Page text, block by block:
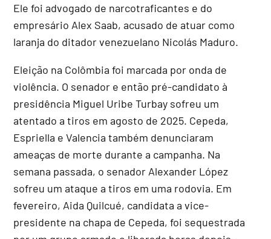
Ele foi advogado de narcotraficantes e do
empresário Alex Saab, acusado de atuar como
laranja do ditador venezuelano Nicolás Maduro.
Eleição na Colômbia foi marcada por onda de
violência. O senador e então pré-candidato à
presidência Miguel Uribe Turbay sofreu um
atentado a tiros em agosto de 2025. Cepeda,
Espriella e Valencia também denunciaram
ameaças de morte durante a campanha. Na
semana passada, o senador Alexander López
sofreu um ataque a tiros em uma rodovia. Em
fevereiro, Aida Quilcué, candidata a vice-
presidente na chapa de Cepeda, foi sequestrada